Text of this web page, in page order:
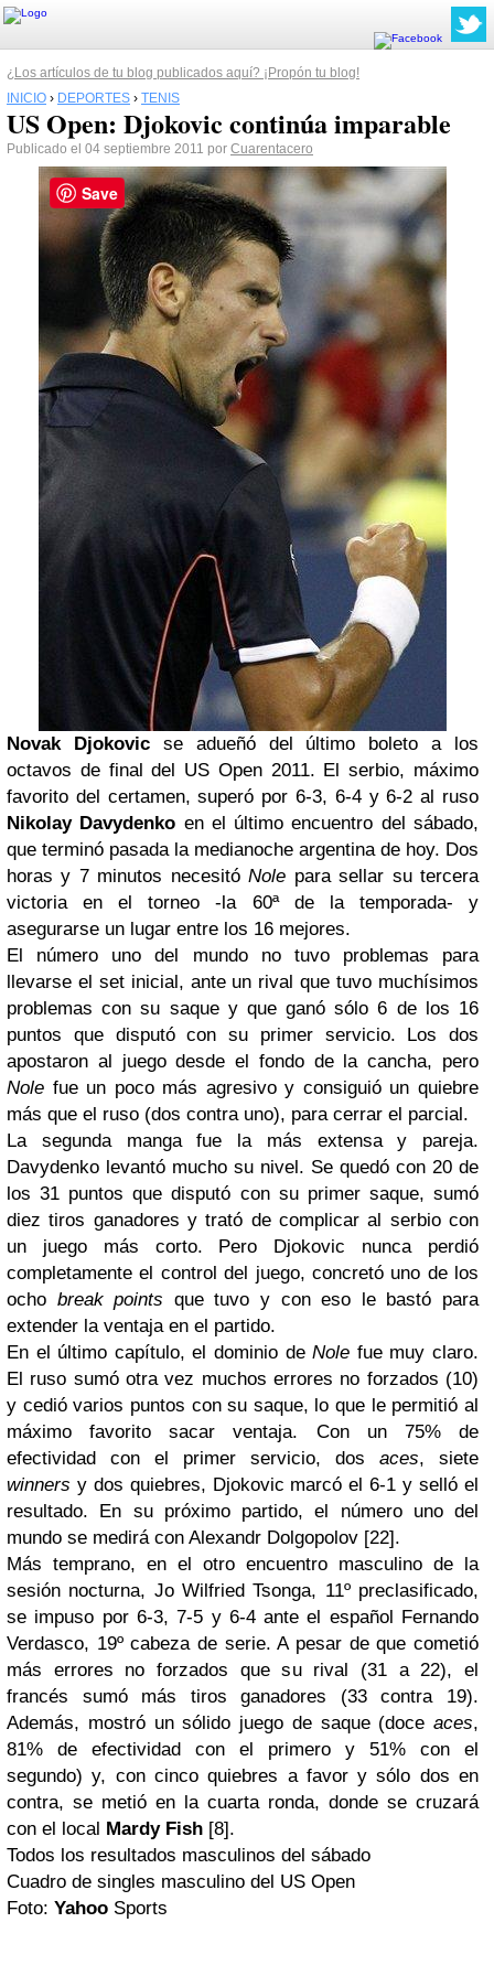
¿Los artículos de tu blog publicados aquí? ¡Propón tu blog!
INICIO › DEPORTES › TENIS
US Open: Djokovic continúa imparable
Publicado el 04 septiembre 2011 por Cuarentacero
Novak Djokovicse adueñó del último boleto a los
octavos de final del US Open 2011. El serbio, máximo
favorito del certamen, superó por 6-3, 6-4 y 6-2 al ruso
Nikolay Davydenko en el último encuentro del sábado,
que terminó pasada la medianoche argentina de hoy. Dos
horas y 7 minutos necesitóNole para sellar su tercera
victoria en el torneo -la 60ª de la temporada- y
asegurarse un lugar entre los 16 mejores.
El número uno del mundo no tuvo problemas para
llevarse el set inicial, ante un rival que tuvo muchísimos
problemas con su saque y que ganó sólo 6 de los 16
puntos que disputó con su primer servicio. Los dos
apostaron al juego desde el fondo de la cancha, pero
Nole fue un poco más agresivo y consiguió un quiebre
más que el ruso (dos contra uno), para cerrar el parcial.
La segunda manga fue la más extensa y pareja.
Davydenko levantó mucho su nivel. Se quedó con 20 de
los 31 puntos que disputó con su primer saque, sumó
diez tiros ganadores y trató de complicar al serbio con
un juego más corto. Pero Djokovic nunca perdió
completamente el control del juego, concretó uno de los
ocho break points que tuvo y con eso le bastó para
extender la ventaja en el partido.
En el último capítulo, el dominio deNole fue muy claro.
El ruso sumó otra vez muchos errores no forzados (10)
y cedió varios puntos con su saque, lo que le permitió al
máximo favorito sacar ventaja. Con un 75% de
efectividad con el primer servicio, dos aces, siete
winners y dos quiebres, Djokovic marcó el 6-1 y selló el
resultado. En su próximo partido, el número uno del
mundo se medirá con Alexandr Dolgopolov [22].
Más temprano, en el otro encuentro masculino de la
sesión nocturna, Jo Wilfried Tsonga, 11º preclasificado,
se impuso por 6-3, 7-5 y 6-4 ante el español Fernando
Verdasco, 19º cabeza de serie. A pesar de que cometió
más errores no forzados que su rival (31 a 22), el
francés sumó más tiros ganadores (33 contra 19).
Además, mostró un sólido juego de saque (doce aces,
81% de efectividad con el primero y 51% con el
segundo) y, con cinco quiebres a favor y sólo dos en
contra, se metió en la cuarta ronda, donde se cruzará
con el local Mardy Fish [8].
Todos los resultados masculinos del sábado
Cuadro de singles masculino del US Open
Foto: Yahoo Sports
Save